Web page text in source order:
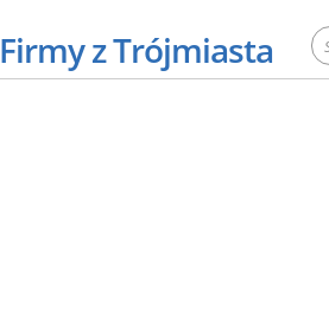
Firmy z Trójmiasta